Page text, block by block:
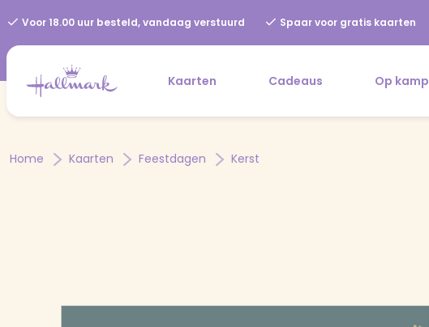
Voor 18.00 uur besteld, vandaag verstuurd Spaar voor gratis kaarten
Kaarten Cadeaus Op kamp
Home Kaarten Feestdagen Kerst